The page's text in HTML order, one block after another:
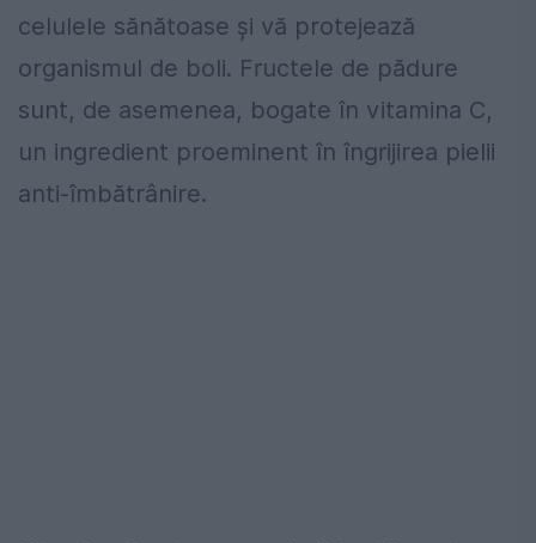
celulele sănătoase și vă protejează
organismul de boli. Fructele de pădure
sunt, de asemenea, bogate în vitamina C,
un ingredient proeminent în îngrijirea pielii
anti-îmbătrânire.